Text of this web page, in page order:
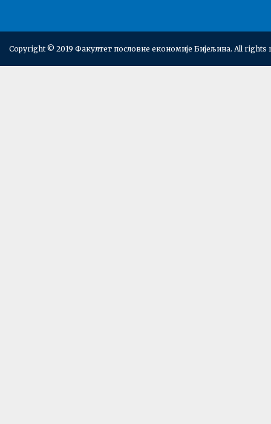
Copyright © 2019 Факултет пословне економије Бијељина. All rights